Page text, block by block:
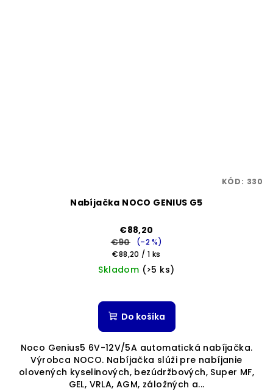
Nabíjačka NOCO GENIUS G5
€88,20
€90
(–2 %)
Jednotková
cena:
€88,20 / 1 ks
Skladom (>5 ks)
Do košíka
Noco Genius5 6V-12V/5A automatická nabíjačka.
Výrobca NOCO. Nabíjačka slúži pre nabíjanie
olovených kyselinových, bezúdržbových, Super MF,
GEL, VRLA, AGM, záložných a...
KÓD: 330